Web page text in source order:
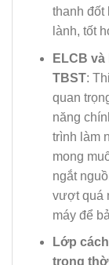
thanh đốt
lành, tốt
ELCB
TBST:
quan
năng
trình làm
mong
ngắt
vượt quá
máy để
Lớp
trong